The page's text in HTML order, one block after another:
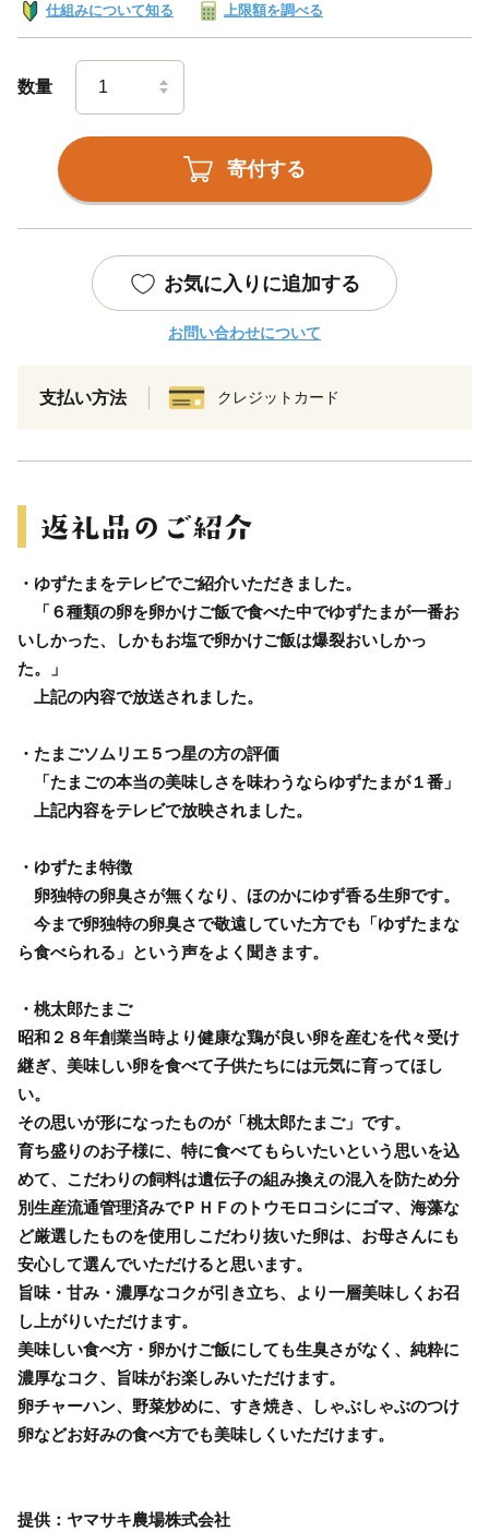
仕組みについて知る 上限額を調べる
数量
寄付する
お気に入りに追加する
お問い合わせについて
支払い方法 クレジットカード
・ゆずたまをテレビでご紹介いただきました。
「６種類の卵を卵かけご飯で食べた中でゆずたまが一番お
いしかった、しかもお塩で卵かけご飯は爆裂おいしかっ
た。」
上記の内容で放送されました。
・たまごソムリエ５つ星の方の評価
「たまごの本当の美味しさを味わうならゆずたまが１番」
上記内容をテレビで放映されました。
・ゆずたま特徴
卵独特の卵臭さが無くなり、ほのかにゆず香る生卵です。
今まで卵独特の卵臭さで敬遠していた方でも「ゆずたまな
ら食べられる」という声をよく聞きます。
・桃太郎たまご
昭和２８年創業当時より健康な鶏が良い卵を産むを代々受け
継ぎ、美味しい卵を食べて子供たちには元気に育ってほし
い。
その思いが形になったものが「桃太郎たまご」です。
育ち盛りのお子様に、特に食べてもらいたいという思いを込
めて、こだわりの飼料は遺伝子の組み換えの混入を防ため分
別生産流通管理済みでＰＨＦのトウモロコシにゴマ、海藻な
ど厳選したものを使用しこだわり抜いた卵は、お母さんにも
安心して選んでいただけると思います。
旨味・甘み・濃厚なコクが引き立ち、より一層美味しくお召
し上がりいただけます。
美味しい食べ方・卵かけご飯にしても生臭さがなく、純粋に
濃厚なコク、旨味がお楽しみいただけます。
卵チャーハン、野菜炒めに、すき焼き、しゃぶしゃぶのつけ
卵などお好みの食べ方でも美味しくいただけます。
提供：ヤマサキ農場株式会社